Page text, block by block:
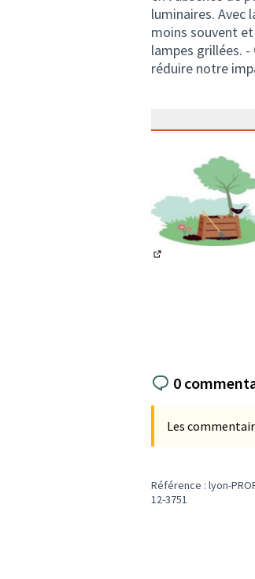
luminaires. Avec
moins souvent
lampes grillées.
réduire notre
0
Les
Référence : lyon-
12-3751